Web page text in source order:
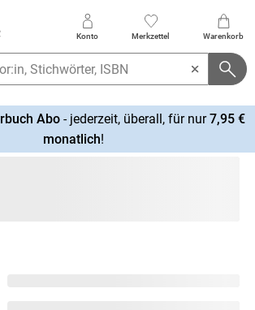
Konto Merkzettel Warenkorb
Abo- jederzeit, überall, für nur7,95 €
monatlich!